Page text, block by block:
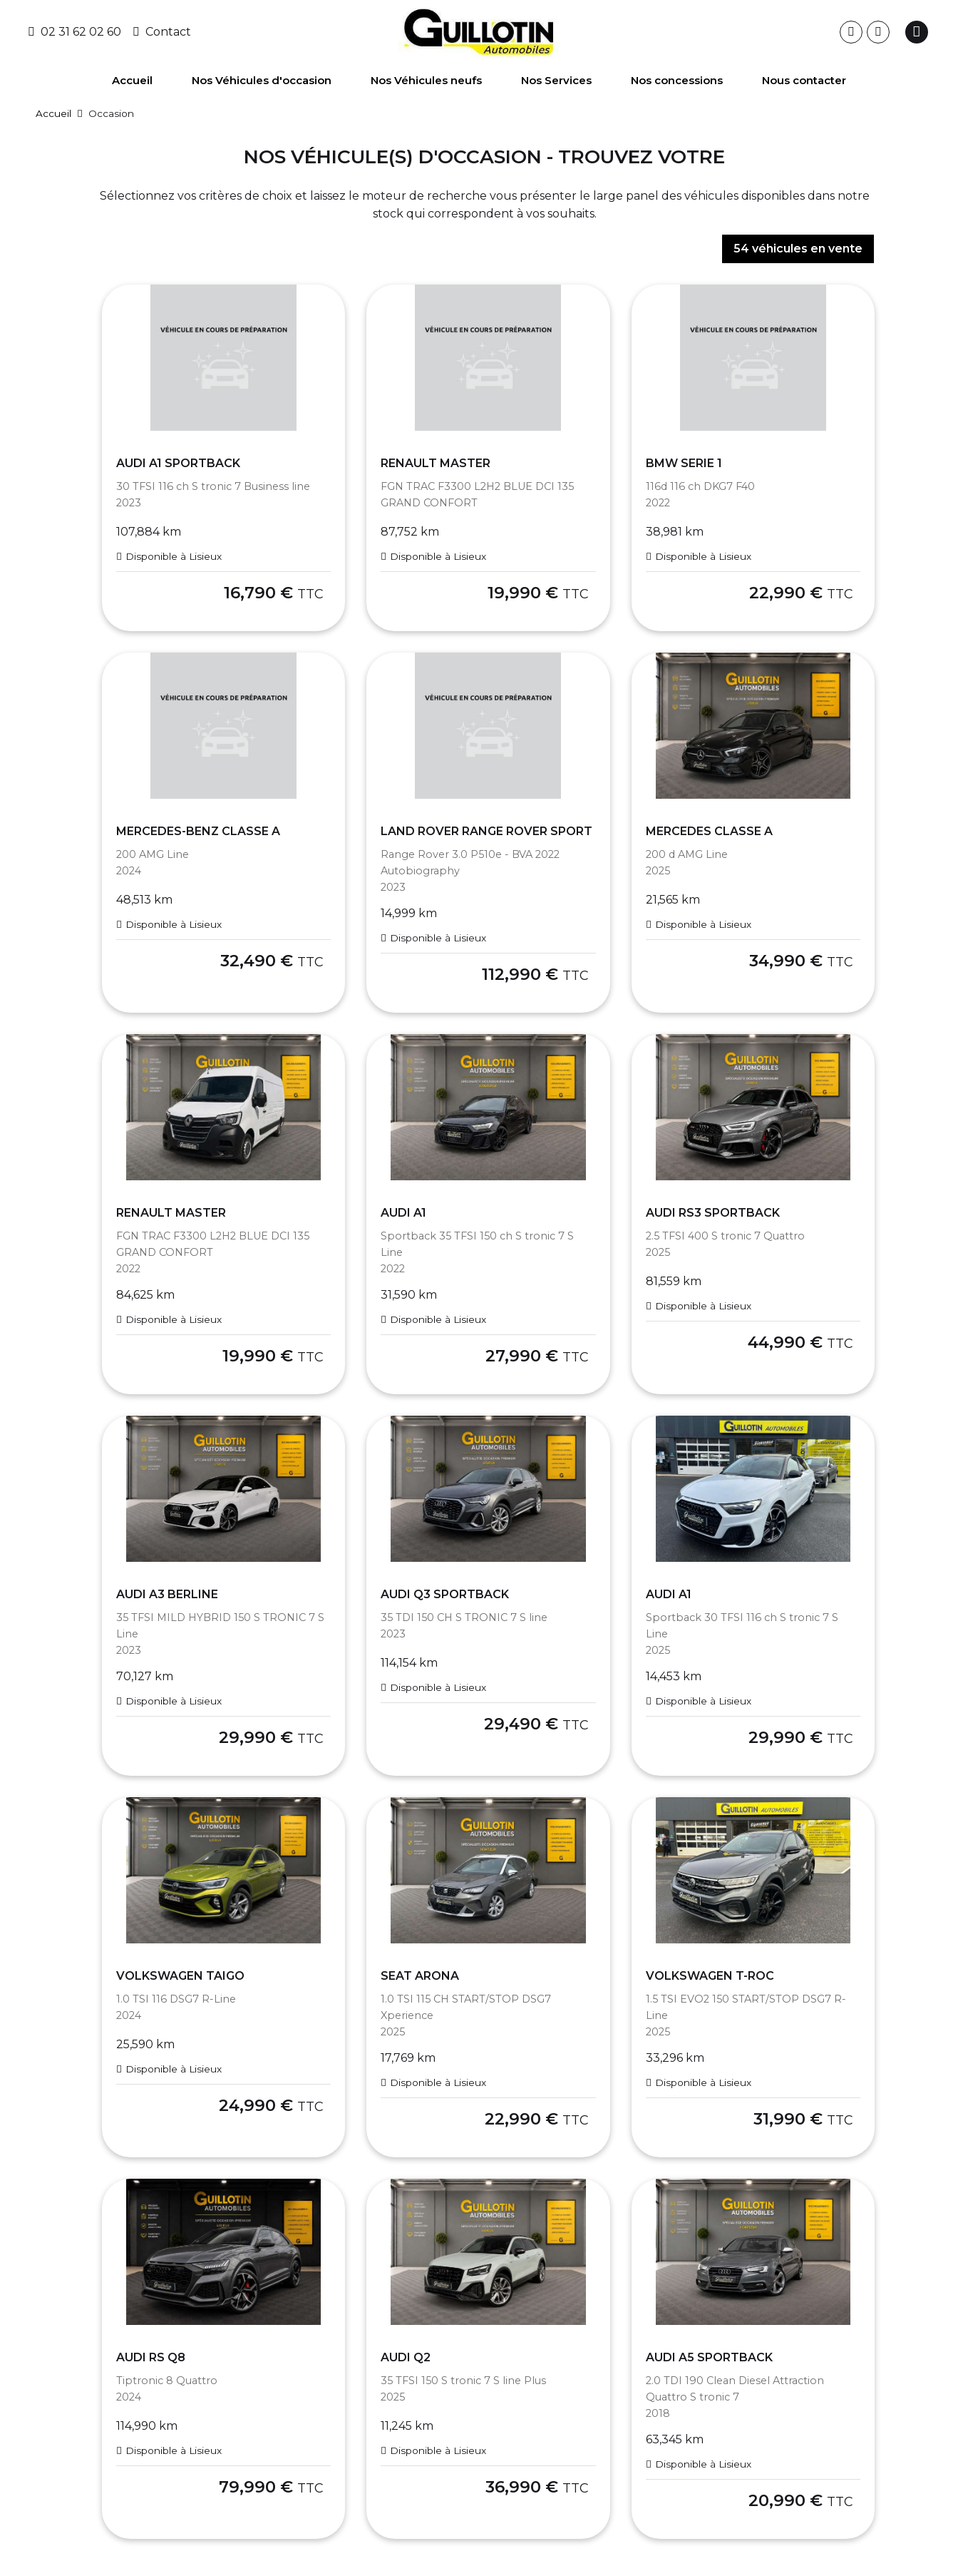
02 31 62 02 60 Contact
Accueil Nos Véhicules d'occasion Nos Véhicules neufs Nos Services Nos concessions Nous contacter
Accueil Occasion
NOS VÉHICULE(S) D'OCCASION - TROUVEZ VOTRE
Sélectionnez vos critères de choix et laissez le moteur de recherche vous présenter le large panel des véhicules disponibles dans notre
stock qui correspondent à vos souhaits.
54 véhicules en vente
AUDI A1 SPORTBACK
30 TFSI 116 ch S tronic 7 Business line
2023
107,884 km
Disponible à Lisieux
16,790 € TTC
RENAULT MASTER
FGN TRAC F3300 L2H2 BLUE DCI 135
GRAND CONFORT
87,752 km
Disponible à Lisieux
19,990 € TTC
BMW SERIE 1
116d 116 ch DKG7 F40
2022
38,981 km
Disponible à Lisieux
22,990 € TTC
MERCEDES-BENZ CLASSE A
200 AMG Line
2024
48,513 km
Disponible à Lisieux
32,490 € TTC
LAND ROVER RANGE ROVER SPORT
Range Rover 3.0 P510e - BVA 2022
Autobiography
2023
14,999 km
Disponible à Lisieux
112,990 € TTC
MERCEDES CLASSE A
200 d AMG Line
2025
21,565 km
Disponible à Lisieux
34,990 € TTC
RENAULT MASTER
FGN TRAC F3300 L2H2 BLUE DCI 135
GRAND CONFORT
2022
84,625 km
Disponible à Lisieux
19,990 € TTC
AUDI A1
Sportback 35 TFSI 150 ch S tronic 7 S
Line
2022
31,590 km
Disponible à Lisieux
27,990 € TTC
AUDI RS3 SPORTBACK
2.5 TFSI 400 S tronic 7 Quattro
2025
81,559 km
Disponible à Lisieux
44,990 € TTC
AUDI A3 BERLINE
35 TFSI MILD HYBRID 150 S TRONIC 7 S
Line
2023
70,127 km
Disponible à Lisieux
29,990 € TTC
AUDI Q3 SPORTBACK
35 TDI 150 CH S TRONIC 7 S line
2023
114,154 km
Disponible à Lisieux
29,490 € TTC
AUDI A1
Sportback 30 TFSI 116 ch S tronic 7 S
Line
2025
14,453 km
Disponible à Lisieux
29,990 € TTC
VOLKSWAGEN TAIGO
1.0 TSI 116 DSG7 R-Line
2024
25,590 km
Disponible à Lisieux
24,990 € TTC
SEAT ARONA
1.0 TSI 115 CH START/STOP DSG7
Xperience
2025
17,769 km
Disponible à Lisieux
22,990 € TTC
VOLKSWAGEN T-ROC
1.5 TSI EVO2 150 START/STOP DSG7 R-
Line
2025
33,296 km
Disponible à Lisieux
31,990 € TTC
AUDI RS Q8
Tiptronic 8 Quattro
2024
114,990 km
Disponible à Lisieux
79,990 € TTC
AUDI Q2
35 TFSI 150 S tronic 7 S line Plus
2025
11,245 km
Disponible à Lisieux
36,990 € TTC
AUDI A5 SPORTBACK
2.0 TDI 190 Clean Diesel Attraction
Quattro S tronic 7
2018
63,345 km
Disponible à Lisieux
20,990 € TTC